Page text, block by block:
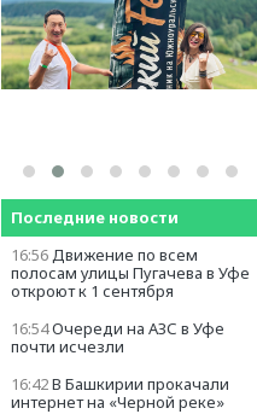
Последние новости
16:56Движение по всем
полосам улицы Пугачева в Уфе
откроют к 1 сентября
16:54Очереди на АЗС в Уфе
почти исчезли
16:42В Башкирии прокачали
интернет на «Черной реке»